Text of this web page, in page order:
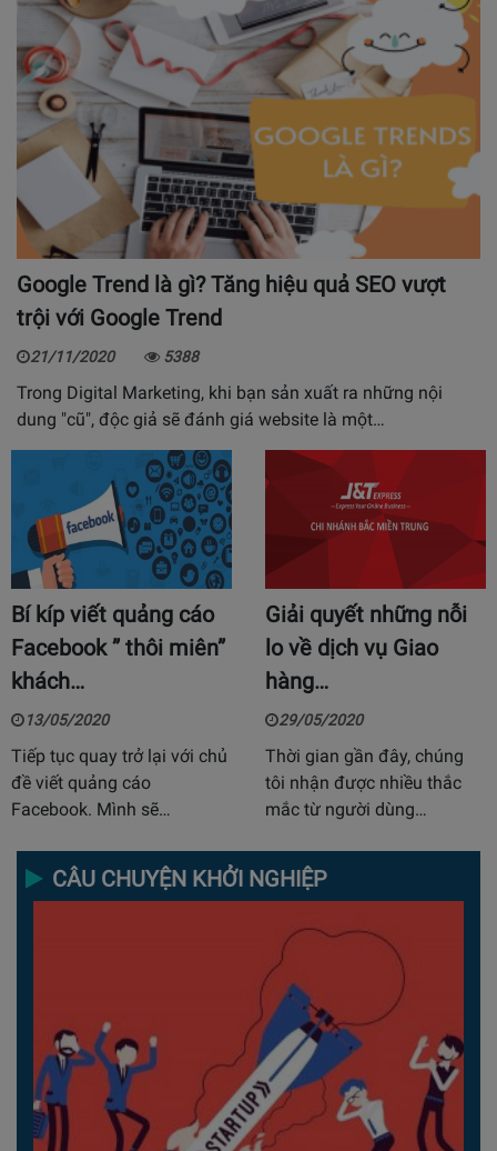
Google Trend là gì? Tăng hiệu quả SEO vượt
trội với Google Trend
21/11/2020 5388
Trong Digital Marketing, khi bạn sản xuất ra những nội
dung "cũ", độc giả sẽ đánh giá website là một…
Bí kíp viết quảng cáo
Facebook ” thôi miên”
khách…
13/05/2020
Tiếp tục quay trở lại với chủ
đề viết quảng cáo
Facebook. Mình sẽ…
Giải quyết những nỗi
lo về dịch vụ Giao
hàng…
29/05/2020
Thời gian gần đây, chúng
tôi nhận được nhiều thắc
mắc từ người dùng…
CÂU CHUYỆN KHỞI NGHIỆP